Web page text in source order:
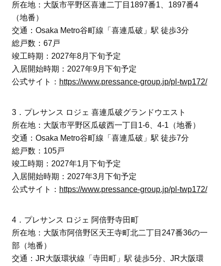
所在地：大阪市平野区喜連二丁目1897番1、1897番4
（地番）
交通：Osaka Metro谷町線「喜連瓜破」駅 徒歩3分
総戸数：67戸
竣工時期：2027年8月下旬予定
入居開始時期：2027年9月下旬予定
公式サイト： https://www.pressance-group.jp/pl-twp172/
3．プレサンス ロジェ 喜連瓜破グランドウエスト
所在地：大阪市平野区瓜破西一丁目1-6、4-1（地番）
交通：Osaka Metro谷町線「喜連瓜破」駅 徒歩7分
総戸数：105戸
竣工時期：2027年1月下旬予定
入居開始時期：2027年3月下旬予定
公式サイト： https://www.pressance-group.jp/pl-twp172/
4．プレサンス ロジェ 阿倍野寺田町
所在地：大阪市阿倍野区天王寺町北二丁目247番36の一
部（地番）
交通：JR大阪環状線「寺田町」駅 徒歩5分、JR大阪環